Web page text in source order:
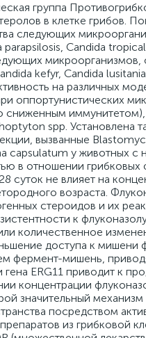
группа
в клетке грибов.
следующих
parapsilosis, Candida
микроорганизмов,
kefyr, Candida
на различных
оппортунистических
сниженным
spp. Установлена
вызванные
capsulatum у животных
в отношении
суток не влияет на
возраста.
стероидов и их
к
количественное
доступа к мишени
фермент-мишень,
гена ERG11 приводит к
концентрации
значительный
посредством
из грибковой